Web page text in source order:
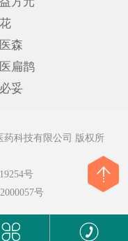
科技有限公司 版权所
号
号